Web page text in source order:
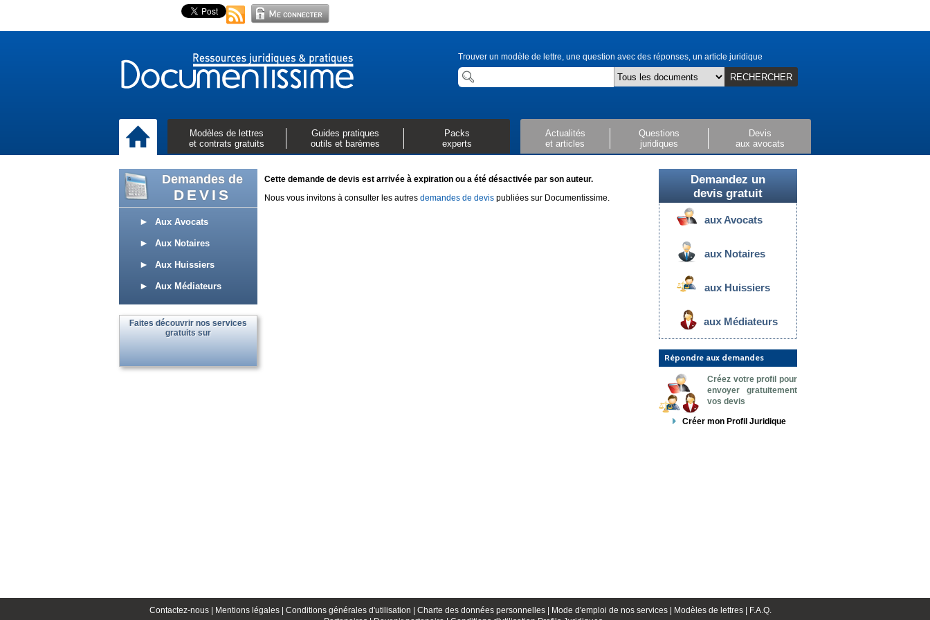
Trouver un modèle de lettre, une question avec des réponses, un article juridique
RECHERCHER
Modèles de lettres
et contrats gratuits
Guides pratiques
outils et barèmes
Packs
experts
Actualités
et articles
Questions
juridiques
Devis
aux avocats
Demandes de
DEVIS
Aux Avocats
Aux Notaires
Aux Huissiers
Aux Médiateurs
Faites découvrir nos services
gratuits sur
Cette demande de devis est arrivée à expiration ou a été désactivée par son auteur.
Nous vous invitons à consulter les autres demandes de devis publiées sur Documentissime.
Demandez un
devis gratuit
aux Avocats
aux Notaires
aux Huissiers
aux Médiateurs
Répondre aux demandes
Créez votre profil pour
envoyer gratuitement
vos devis
Créer mon Profil Juridique
Contactez-nous | Mentions légales | Conditions générales d'utilisation | Charte des données personnelles | Mode d'emploi de nos services | Modèles de lettres |
F.A.Q.